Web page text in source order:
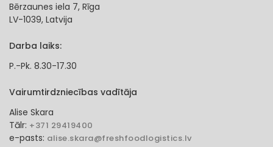
Bērzaunes iela 7, Rīga
LV-1039, Latvija
Darba laiks:
P.-Pk. 8.30-17.30
Vairumtirdzniecības vadītāja
Alise Skara
Tālr: +371 29419400
e-pasts: alise.skara@freshfoodlogistics.lv